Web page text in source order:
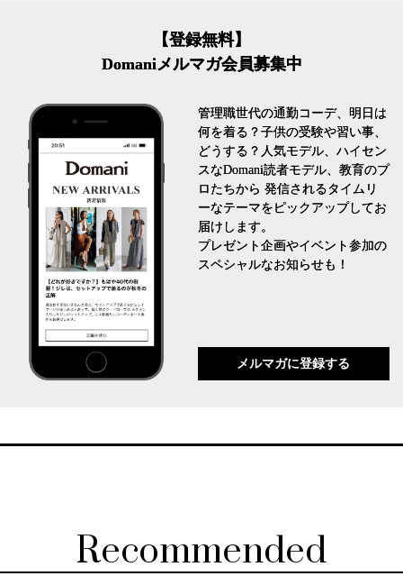
【登録無料】
Domaniメルマガ会員募集中
管理職世代の通勤コーデ、明日は
何を着る？子供の受験や習い事、
どうする？人気モデル、ハイセン
スなDomani読者モデル、教育のプ
ロたちから 発信されるタイムリ
ーなテーマをピックアップしてお
届けします。
プレゼント企画やイベント参加の
スペシャルなお知らせも！
メルマガに登録する
Recommended